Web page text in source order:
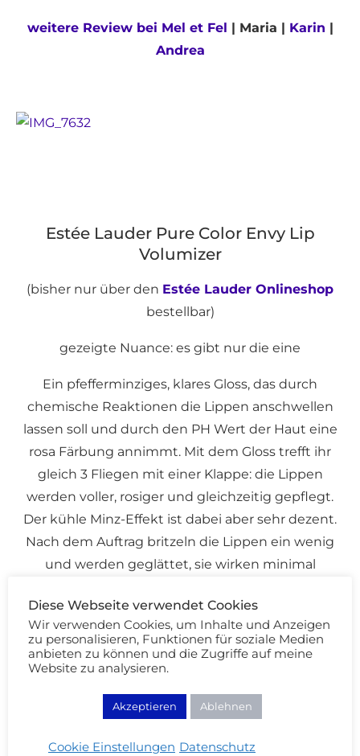
weitere Review bei Mel et Fel | Maria | Karin |
Andrea
Estée Lauder Pure Color Envy Lip
Volumizer
(bisher nur über den Estée Lauder Onlineshop
bestellbar)
gezeigte Nuance: es gibt nur die eine
Ein pfefferminziges, klares Gloss, das durch
chemische Reaktionen die Lippen anschwellen
lassen soll und durch den PH Wert der Haut eine
rosa Färbung annimmt. Mit dem Gloss trefft ihr
gleich 3 Fliegen mit einer Klappe: die Lippen
werden voller, rosiger und gleichzeitig gepflegt.
Der kühle Minz-Effekt ist dabei aber sehr dezent.
Nach dem Auftrag britzeln die Lippen ein wenig
und werden geglättet, sie wirken minimal
Lippen habe, bin ich für dieses Produkt nicht die
Zielgruppe.
Diese Webseite verwendet Cookies
Wir verwenden Cookies, um Inhalte und Anzeigen
zu personalisieren, Funktionen für soziale Medien
anbieten zu können und die Zugriffe auf meine
Website zu analysieren.
Akzeptieren Ablehnen
Cookie Einstellungen Datenschutz